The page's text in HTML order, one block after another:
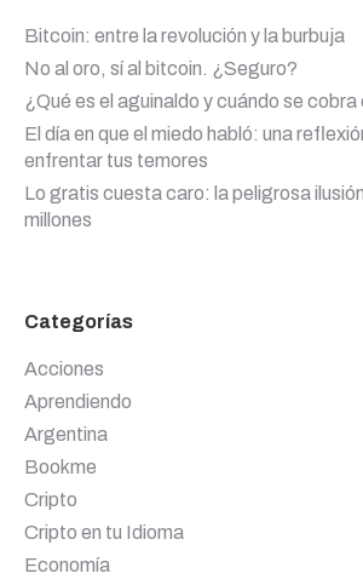
Bitcoin: entre la revolución y la burbuja
No al oro, sí al bitcoin. ¿Seguro?
¿Qué es el aguinaldo y cuándo se
El día en que el miedo habló: una
enfrentar tus temores
Lo gratis cuesta caro: la peligrosa
millones
Categorías
Acciones
Aprendiendo
Argentina
Bookme
Cripto
Cripto en tu Idioma
Economía